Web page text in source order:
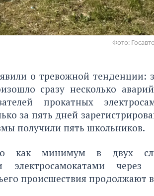
Фото:
о тревожной тенденции:
сразу несколько
прокатных
за пять дней
получили пять школьников.
как минимум в двух
электросамокатами через
происшествия продолжают